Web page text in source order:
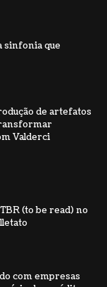
sinfonia que
de artefatos
Valderci
(to be read) no
com empresas